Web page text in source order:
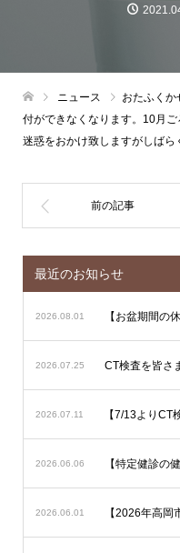
ニュース
おたふくか
付ができなくなります。10月
迷惑をおかけ致しますがしばら
最近のお知らせ
2026.08.01
2026.07.25
2026.07.11
2026.06.06
2026.06.01